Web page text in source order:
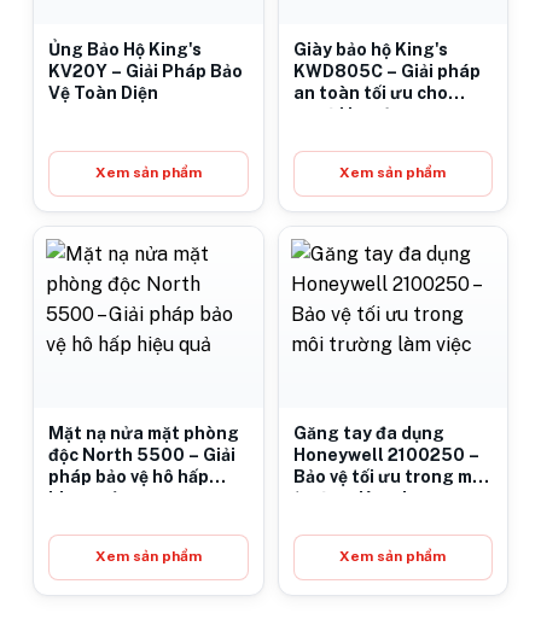
Ủng Bảo Hộ King's
KV20Y – Giải Pháp Bảo
Vệ Toàn Diện
Xem sản phẩm
Giày bảo hộ King's
KWD805C – Giải pháp
an toàn tối ưu cho
người lao động
Xem sản phẩm
Mặt nạ nửa mặt phòng
độc North 5500 – Giải
pháp bảo vệ hô hấp
hiệu quả
Xem sản phẩm
Găng tay đa dụng
Honeywell 2100250 –
Bảo vệ tối ưu trong môi
trường làm việc
Xem sản phẩm